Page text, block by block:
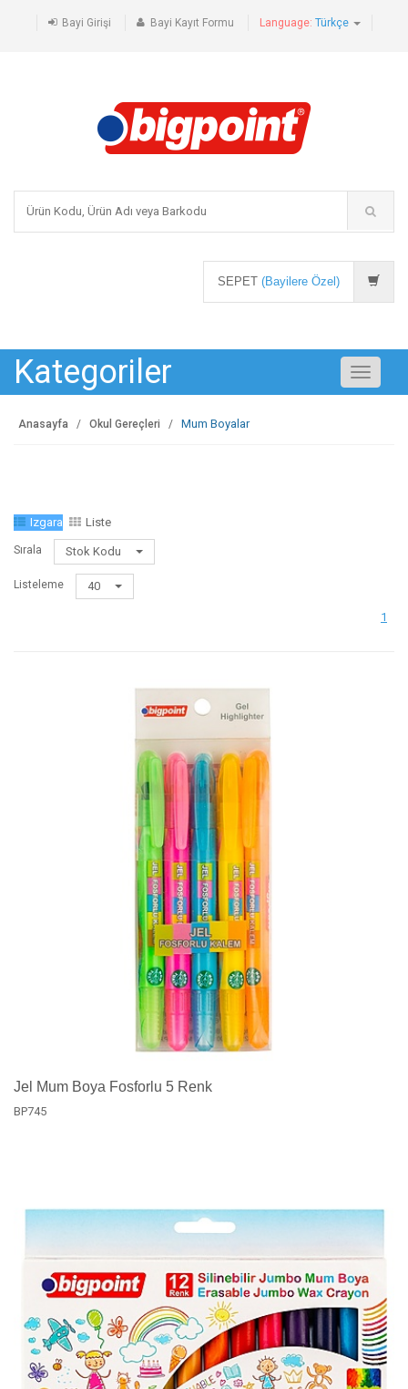
Bayi Girişi Bayi Kayıt Formu Language: Türkçe
SEPET (Bayilere Özel)
Kategoriler
Toggle
Anasayfa Okul Gereçleri Mum Boyalar
Izgara Liste
Sırala Stok Kodu
Listeleme 40
1
Jel Mum Boya Fosforlu 5 Renk
BP745